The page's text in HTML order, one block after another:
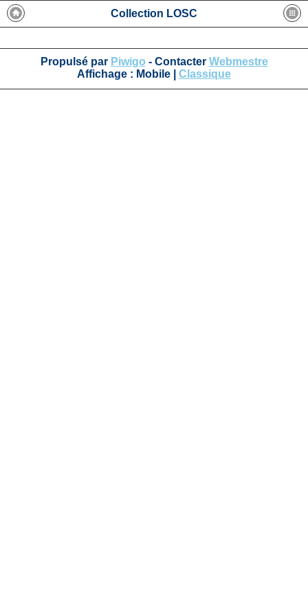
Collection LOSC
Propulsé par Piwigo - Contacter Webmestre
Affichage : Mobile Classique